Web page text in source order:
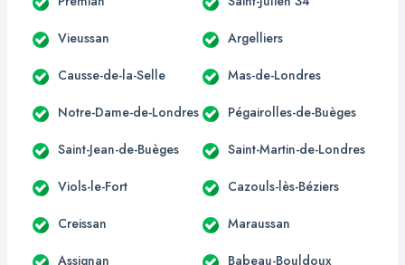
Vieussan Argelliers
Causse-de-la-Selle Mas-de-Londres
Notre-Dame-de-Londres Pégairolles-de-Buèges
Saint-Jean-de-Buèges Saint-Martin-de-Londres
Viols-le-Fort Cazouls-lès-Béziers
Creissan Maraussan
Assignan Babeau-Bouldoux